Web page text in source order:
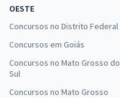
OESTE
Concursos no Distrito Federal
Concursos em Goiás
Concursos no Mato Grosso do
Sul
Concursos no Mato Grosso